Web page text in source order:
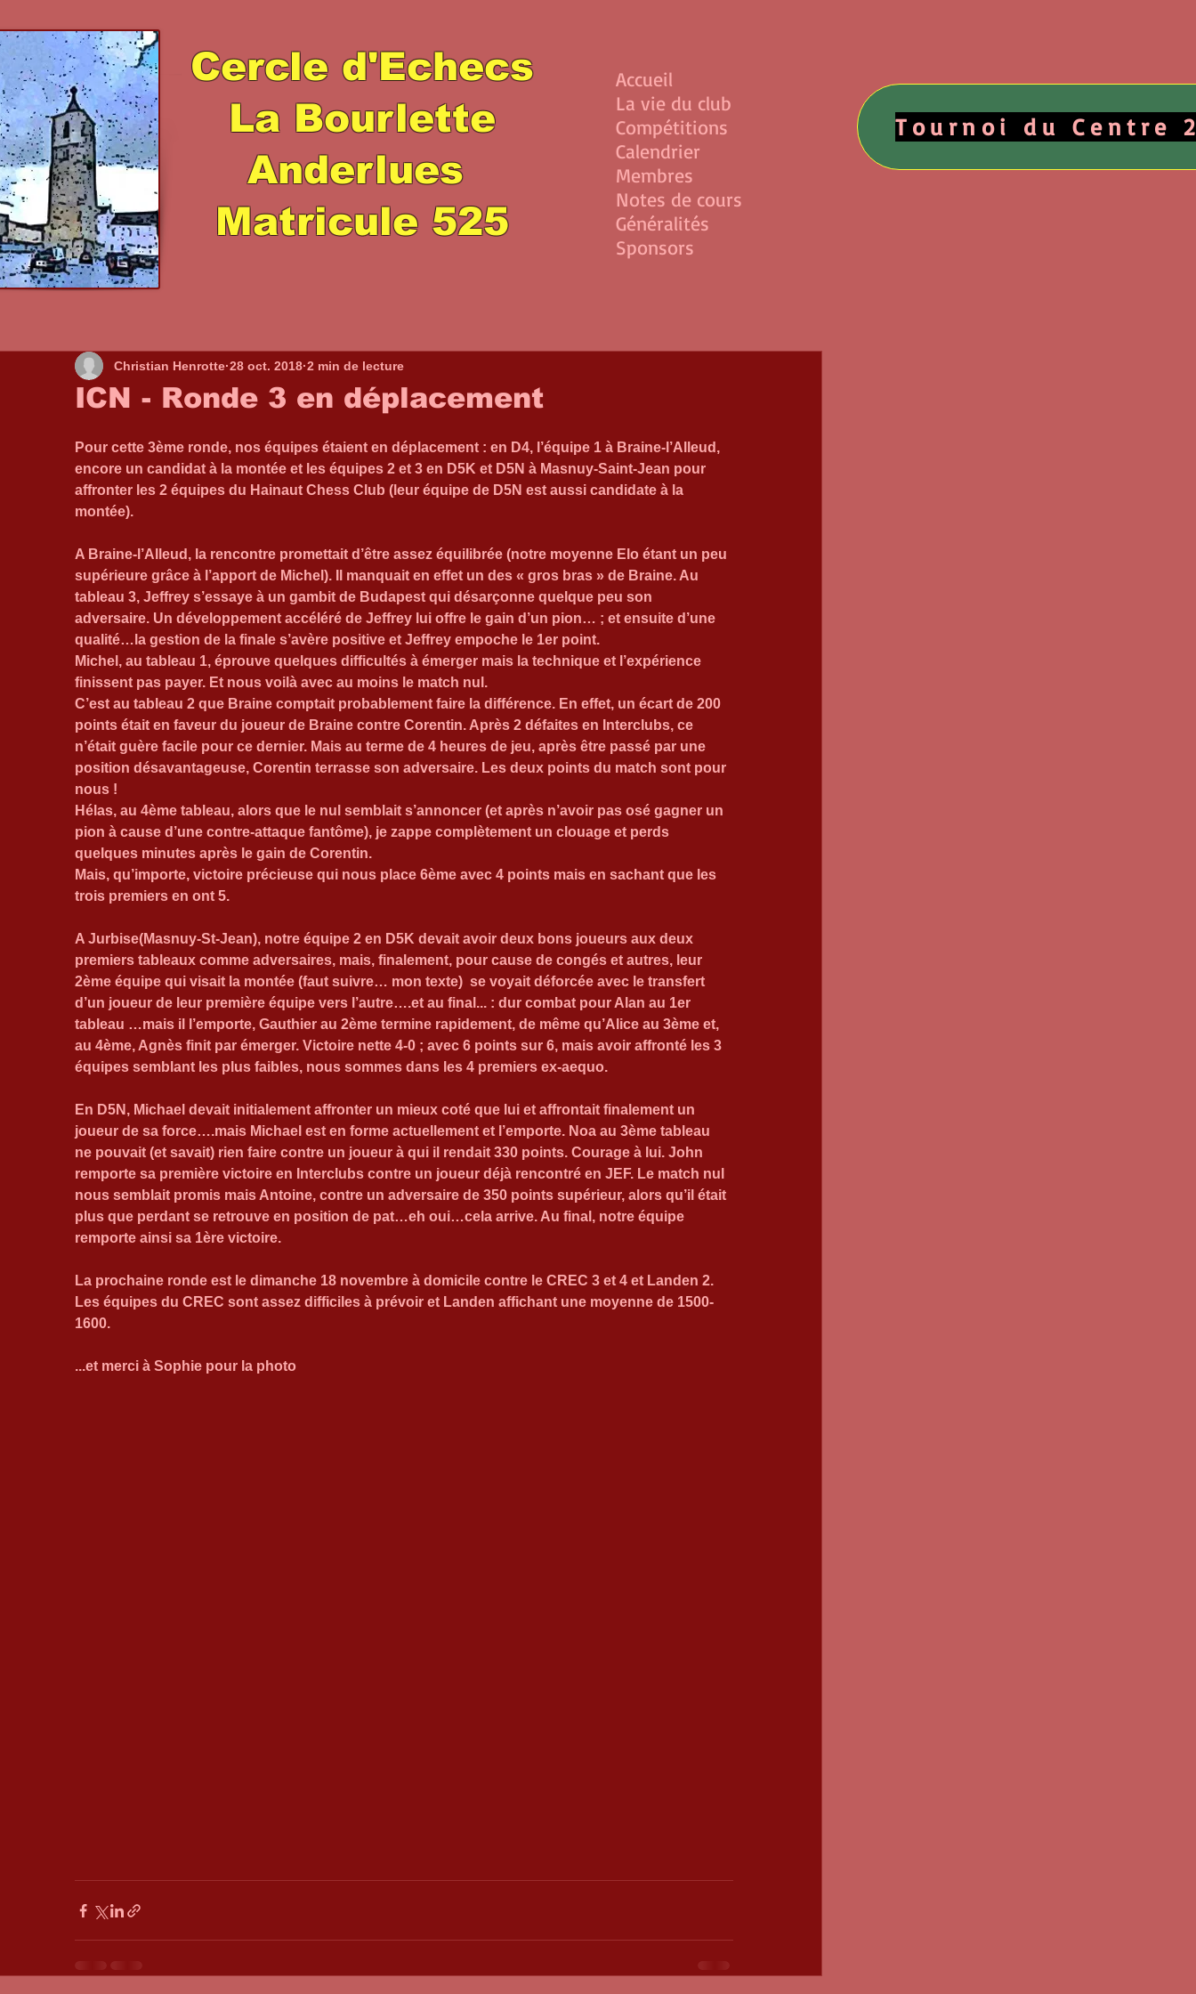
Cercle d'Echecs
La Bourlette
Anderlues
Matricule 525
Accueil
La vie du club
Compétitions
Calendrier
Membres
Notes de cours
Généralités
Sponsors
Tournoi du Centre
ICN - Ronde 3 en déplacement
Christian Henrotte 28 oct. 2018 2 min de lecture
Pour cette 3ème ronde, nos équipes étaient en déplacement : en D4, l’équipe 1 à Braine-l’Alleud,
encore un candidat à la montée et les équipes 2 et 3 en D5K et D5N à Masnuy-Saint-Jean pour
affronter les 2 équipes du Hainaut Chess Club (leur équipe de D5N est aussi candidate à la
montée).
A Braine-l’Alleud, la rencontre promettait d’être assez équilibrée (notre moyenne Elo étant un peu
supérieure grâce à l’apport de Michel). Il manquait en effet un des « gros bras » de Braine. Au
tableau 3, Jeffrey s’essaye à un gambit de Budapest qui désarçonne quelque peu son
adversaire. Un développement accéléré de Jeffrey lui offre le gain d’un pion… ; et ensuite d’une
qualité…la gestion de la finale s’avère positive et Jeffrey empoche le 1er point.
Michel, au tableau 1, éprouve quelques difficultés à émerger mais la technique et l’expérience
finissent pas payer. Et nous voilà avec au moins le match nul.
C’est au tableau 2 que Braine comptait probablement faire la différence. En effet, un écart de 200
points était en faveur du joueur de Braine contre Corentin. Après 2 défaites en Interclubs, ce
n’était guère facile pour ce dernier. Mais au terme de 4 heures de jeu, après être passé par une
position désavantageuse, Corentin terrasse son adversaire. Les deux points du match sont pour
nous !
Hélas, au 4ème tableau, alors que le nul semblait s’annoncer (et après n’avoir pas osé gagner un
pion à cause d’une contre-attaque fantôme), je zappe complètement un clouage et perds
quelques minutes après le gain de Corentin.
Mais, qu’importe, victoire précieuse qui nous place 6ème avec 4 points mais en sachant que les
trois premiers en ont 5.
A Jurbise(Masnuy-St-Jean), notre équipe 2 en D5K devait avoir deux bons joueurs aux deux
premiers tableaux comme adversaires, mais, finalement, pour cause de congés et autres, leur
2ème équipe qui visait la montée (faut suivre… mon texte)  se voyait déforcée avec le transfert
d’un joueur de leur première équipe vers l’autre….et au final... : dur combat pour Alan au 1er
tableau …mais il l’emporte, Gauthier au 2ème termine rapidement, de même qu’Alice au 3ème et,
au 4ème, Agnès finit par émerger. Victoire nette 4-0 ; avec 6 points sur 6, mais avoir affronté les 3
équipes semblant les plus faibles, nous sommes dans les 4 premiers ex-aequo.
En D5N, Michael devait initialement affronter un mieux coté que lui et affrontait finalement un
joueur de sa force….mais Michael est en forme actuellement et l’emporte. Noa au 3ème tableau
ne pouvait (et savait) rien faire contre un joueur à qui il rendait 330 points. Courage à lui. John
remporte sa première victoire en Interclubs contre un joueur déjà rencontré en JEF. Le match nul
nous semblait promis mais Antoine, contre un adversaire de 350 points supérieur, alors qu’il était
plus que perdant se retrouve en position de pat…eh oui…cela arrive. Au final, notre équipe
remporte ainsi sa 1ère victoire.
La prochaine ronde est le dimanche 18 novembre à domicile contre le CREC 3 et 4 et Landen 2.
Les équipes du CREC sont assez difficiles à prévoir et Landen affichant une moyenne de 1500-
1600.
...et merci à Sophie pour la photo